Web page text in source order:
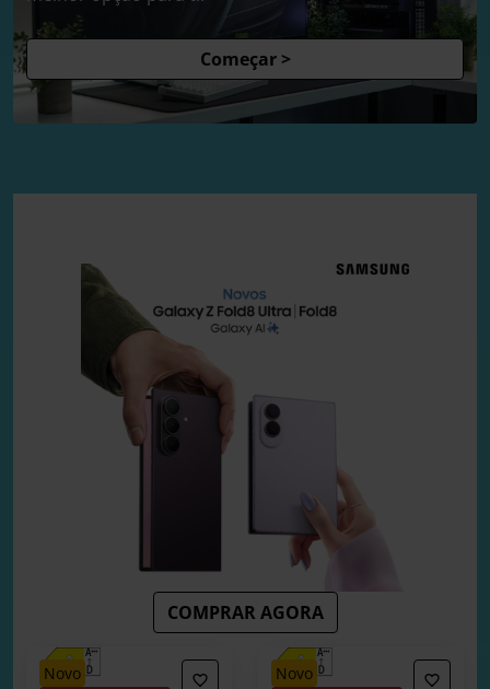
Começar >
novo
novo
COMPRAR AGORA